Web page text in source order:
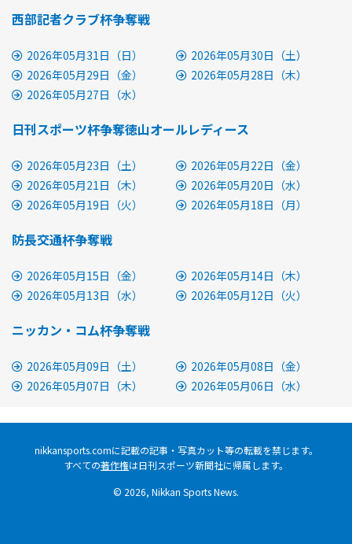
西部記者クラブ杯争奪戦
2026年05月31日（日）
2026年05月30日（土）
2026年05月29日（金）
2026年05月28日（木）
2026年05月27日（水）
日刊スポーツ杯争奪徳山オールレディース
2026年05月23日（土）
2026年05月22日（金）
2026年05月21日（木）
2026年05月20日（水）
2026年05月19日（火）
2026年05月18日（月）
防長交通杯争奪戦
2026年05月15日（金）
2026年05月14日（木）
2026年05月13日（水）
2026年05月12日（火）
ニッカン・コム杯争奪戦
2026年05月09日（土）
2026年05月08日（金）
2026年05月07日（木）
2026年05月06日（水）
nikkansports.comに記載の記事・写真カット等の転載を禁じます。
すべての著作権は日刊スポーツ新聞社に帰属します。
© 2026, Nikkan Sports News.